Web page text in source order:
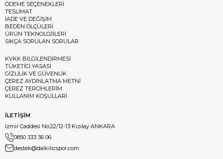
ÖDEME SEÇENEKLERİ
TESLİMAT
İADE VE DEĞİŞİM
BEDEN ÖLÇÜLERİ
ÜRÜN TEKNOLOJİLERİ
SIKÇA SORULAN SORULAR
KVKK BİLGİLENDİRMESİ
TÜKETİCİ YASASI
GİZLİLİK VE GÜVENLİK
ÇEREZ AYDINLATMA METNİ
ÇEREZ TERCİHLERİM
KULLANIM KOŞULLARI
İLETİŞİM
İzmir Caddesi No:22/12-13 Kızılay ANKARA
0850 333 36 06
destek@dalkilicspor.com